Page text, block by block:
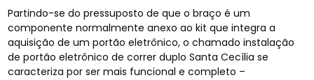
Partindo-se do pressuposto de que o braço é um
componente normalmente anexo ao kit que integra a
aquisição de um portão eletrônico, o chamado instalação
de portão eletrônico de correr duplo Santa Cecília se
caracteriza por ser mais funcional e completo –